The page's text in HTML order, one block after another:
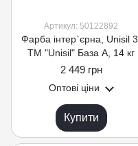
Артикул: 50122892
Фарба інтер`єрна, Unisil 3,
TM "Unisil" База А, 14 кг
2 449 грн
Оптові ціни
Купити